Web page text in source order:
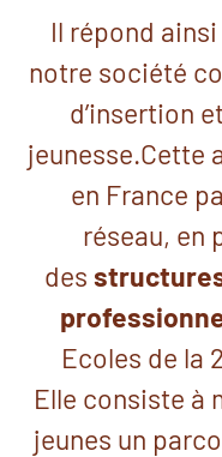
Il répond
notre société
d’insertion
jeunesse.Cette
en France
réseau, en
des
Ecoles de la
Elle consiste à
jeunes un